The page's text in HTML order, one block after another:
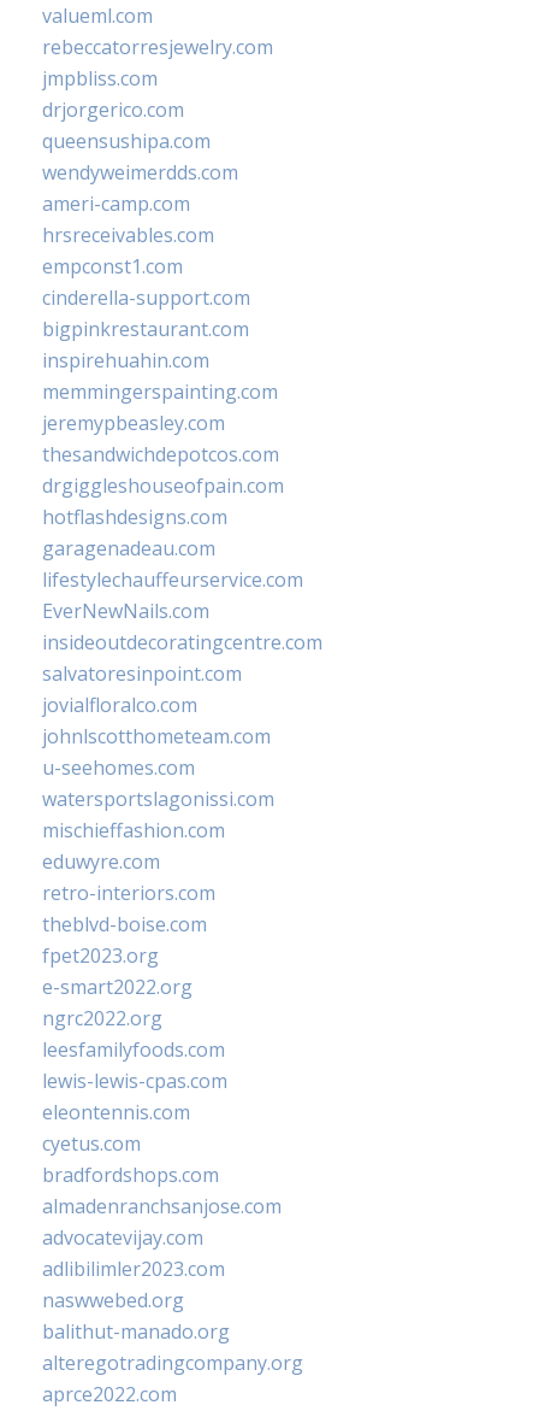
valueml.com
rebeccatorresjewelry.com
jmpbliss.com
drjorgerico.com
queensushipa.com
wendyweimerdds.com
ameri-camp.com
hrsreceivables.com
empconst1.com
cinderella-support.com
bigpinkrestaurant.com
inspirehuahin.com
memmingerspainting.com
jeremypbeasley.com
thesandwichdepotcos.com
drgiggleshouseofpain.com
hotflashdesigns.com
garagenadeau.com
lifestylechauffeurservice.com
EverNewNails.com
insideoutdecoratingcentre.com
salvatoresinpoint.com
jovialfloralco.com
johnlscotthometeam.com
u-seehomes.com
watersportslagonissi.com
mischieffashion.com
eduwyre.com
retro-interiors.com
theblvd-boise.com
fpet2023.org
e-smart2022.org
ngrc2022.org
leesfamilyfoods.com
lewis-lewis-cpas.com
eleontennis.com
cyetus.com
bradfordshops.com
almadenranchsanjose.com
advocatevijay.com
adlibilimler2023.com
naswwebed.org
balithut-manado.org
alteregotradingcompany.org
aprce2022.com